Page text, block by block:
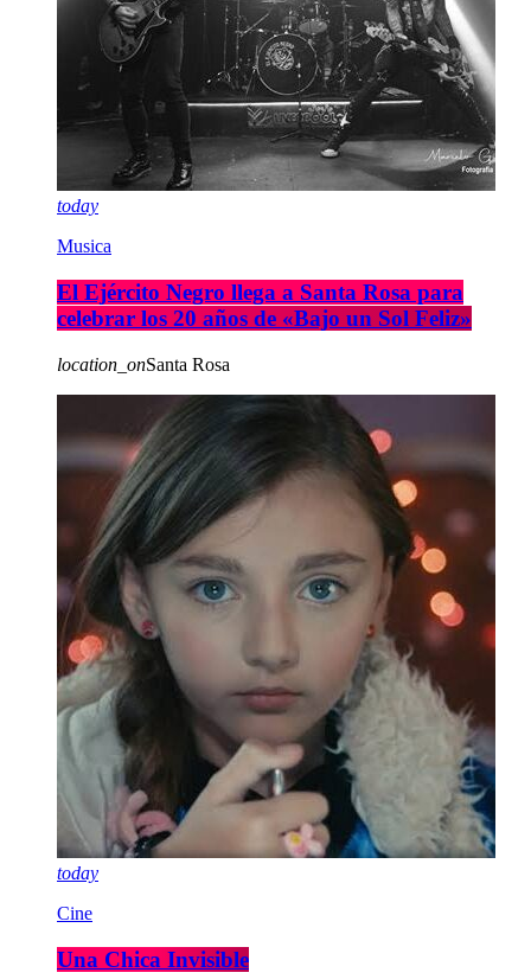
today
Musica
El Ejército Negro llega a Santa Rosa para
celebrar los 20 años de «Bajo un Sol Feliz»
location_onSanta Rosa
today
Cine
Una Chica Invisible